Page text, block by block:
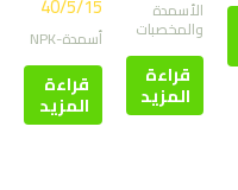
الأسمدة
والمخصبات
قراءة
المزيد
40/5/15
أسمدة-NPK
قراءة
المزيد